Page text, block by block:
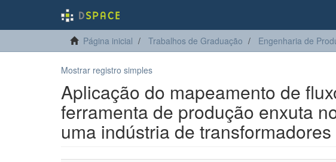
Página inicial Trabalhos de Graduação Engenharia de
Mostrar registro simples
Aplicação do mapeamento de
ferramenta de produção enxuta
uma indústria de transformadores